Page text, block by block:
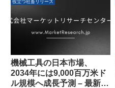
社プロダクト「onemind」を活用
し、健康経営と組織開発を推進し
ています。
役立つ社畜リリース
機械工具の日本市場、
2034年には9,000百万米ド
ル規模へ成長予測 – 最新調